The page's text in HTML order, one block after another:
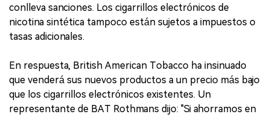
conlleva sanciones. Los cigarrillos electrónicos de
nicotina sintética tampoco están sujetos a impuestos o
tasas adicionales.
En respuesta, British American Tobacco ha insinuado
que venderá sus nuevos productos a un precio más bajo
que los cigarrillos electrónicos existentes. Un
representante de BAT Rothmans dijo: "Si ahorramos en